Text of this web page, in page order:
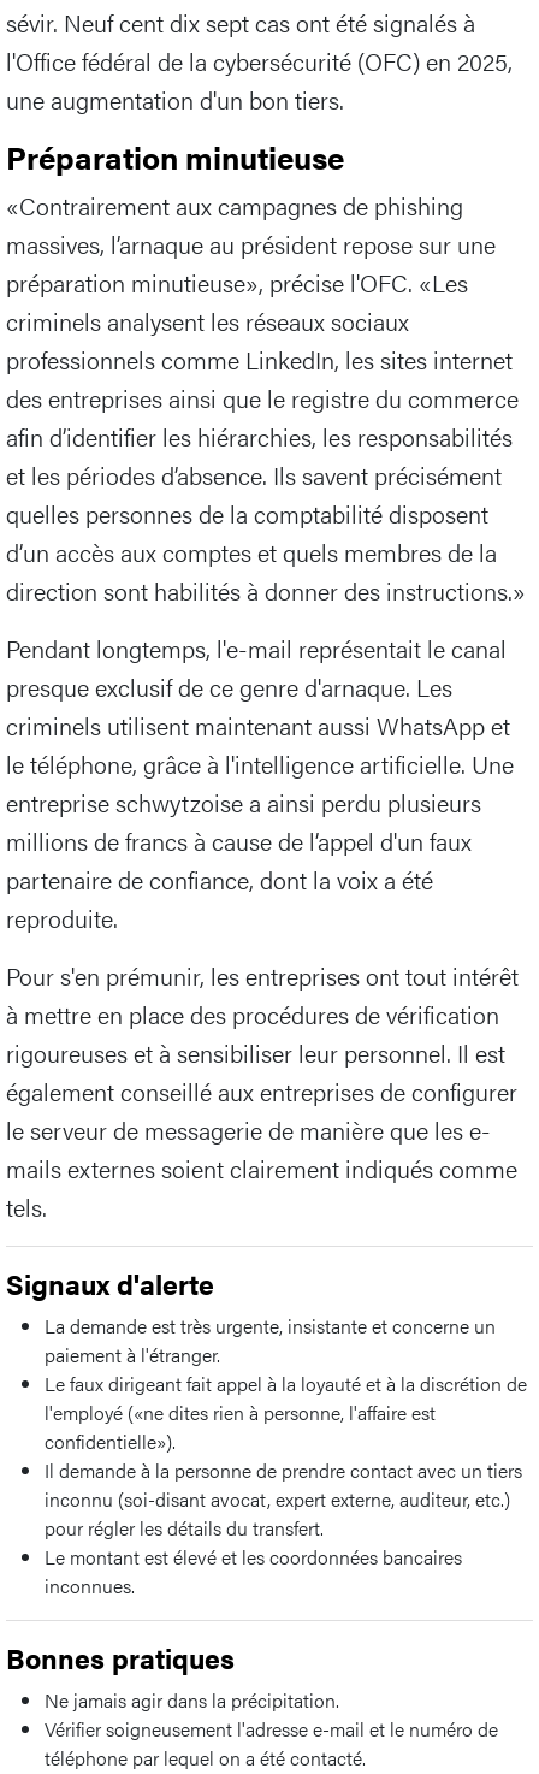
sévir. Neuf cent dix sept cas ont été signalés à
l'Office fédéral de la cybersécurité (OFC) en 2025,
une augmentation d'un bon tiers.
Préparation minutieuse
«Contrairement aux campagnes de phishing
massives, l’arnaque au président repose sur une
préparation minutieuse», précise l'OFC. «Les
criminels analysent les réseaux sociaux
professionnels comme LinkedIn, les sites internet
des entreprises ainsi que le registre du commerce
afin d’identifier les hiérarchies, les responsabilités
et les périodes d’absence. Ils savent précisément
quelles personnes de la comptabilité disposent
d’un accès aux comptes et quels membres de la
direction sont habilités à donner des instructions.»
Pendant longtemps, l'e-mail représentait le canal
presque exclusif de ce genre d'arnaque. Les
criminels utilisent maintenant aussi WhatsApp et
le téléphone, grâce à l'intelligence artificielle. Une
entreprise schwytzoise a ainsi perdu plusieurs
millions de francs à cause de l’appel d'un faux
partenaire de confiance, dont la voix a été
reproduite.
Pour s'en prémunir, les entreprises ont tout intérêt
à mettre en place des procédures de vérification
rigoureuses et à sensibiliser leur personnel. Il est
également conseillé aux entreprises de configurer
le serveur de messagerie de manière que les e-
mails externes soient clairement indiqués comme
tels.
Signaux d'alerte
La demande est très urgente, insistante et concerne un
paiement à l'étranger.
Le faux dirigeant fait appel à la loyauté et à la discrétion de
l'employé («ne dites rien à personne, l'affaire est
confidentielle»).
Il demande à la personne de prendre contact avec un tiers
inconnu (soi-disant avocat, expert externe, auditeur, etc.)
pour régler les détails du transfert.
Le montant est élevé et les coordonnées bancaires
inconnues.
Bonnes pratiques
Ne jamais agir dans la précipitation.
Vérifier soigneusement l'adresse e-mail et le numéro de
téléphone par lequel on a été contacté.